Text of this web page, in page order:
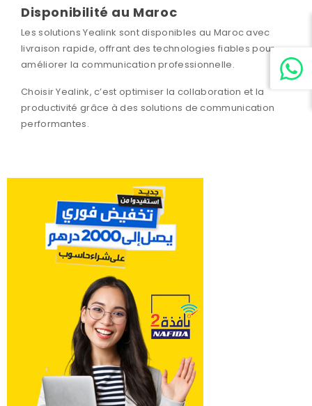
Disponibilité au Maroc
Les solutions Yealink sont disponibles au Maroc avec
livraison rapide, offrant des technologies fiables pour
améliorer la communication professionnelle.
Choisir Yealink, c’est optimiser la collaboration et la
productivité grâce à des solutions de communication
performantes.